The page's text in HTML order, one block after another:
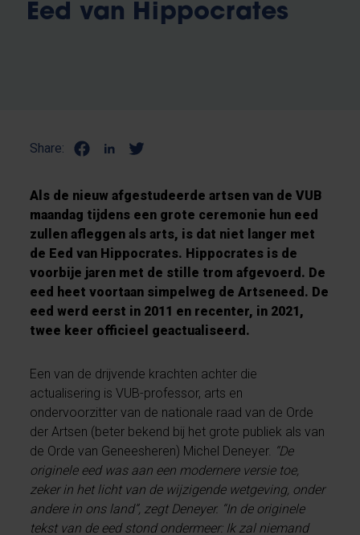
Eed van Hippocrates
Share:
Als de nieuw afgestudeerde artsen van de VUB
maandag tijdens een grote ceremonie hun eed
zullen afleggen als arts, is dat niet langer met
de Eed van Hippocrates. Hippocrates is de
voorbije jaren met de stille trom afgevoerd. De
eed heet voortaan simpelweg de Artseneed. De
eed werd eerst in 2011 en recenter, in 2021,
twee keer officieel geactualiseerd.
Een van de drijvende krachten achter die
actualisering is VUB-professor, arts en
ondervoorzitter van de nationale raad van de Orde
der Artsen (beter bekend bij het grote publiek als van
de Orde van Geneesheren) Michel Deneyer. “De
originele eed was aan een modernere versie toe,
zeker in het licht van de wijzigende wetgeving, onder
andere in ons land”, zegt Deneyer. “In de originele
tekst van de eed stond ondermeer: Ik zal niemand